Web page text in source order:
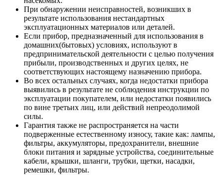
При обнаружении неисправностей, возникших в
результате использования нестандартных
эксплуатационных материалов или деталей.
Если прибор, предназначенный для использования в
домашних(бытовых) условиях, используют в
предпринимательской деятельности с целью получения
прибыли, производственных и других целях, не
соответствующих настоящему назначению прибора.
Во всех остальных случаях, когда недостатки прибора
выявились в результате не соблюдения инструкции по
эксплуатации покупателем, или недостатки появились
по вине третьих лиц, или действий непреодолимой
силы.
Гарантия также не распространяется на части
подверженные естественному износу, такие как: лампы,
фильтры, аккумуляторы, предохранители, внешние
блоки питания и зарядные устройства, соединительные
кабели, крышки, шланги, трубки, щетки, насадки,
ремешки, фильтры.